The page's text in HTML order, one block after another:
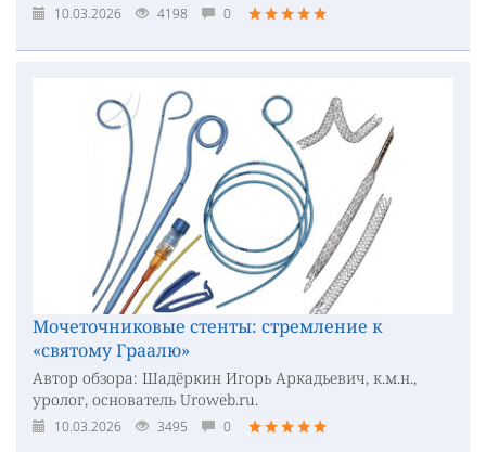
10.03.2026 4198 0
Мочеточниковые стенты: стремление к
«святому Граалю»
Автор обзора: Шадёркин Игорь Аркадьевич, к.м.н.,
уролог, основатель Uroweb.ru.
10.03.2026 3495 0